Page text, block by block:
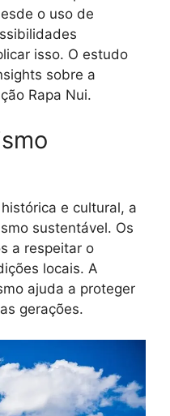
o uso de
isso. O estudo
sobre a
Rapa Nui.
e cultural, a
sustentável. Os
a respeitar o
locais. A
ajuda a proteger
gerações.